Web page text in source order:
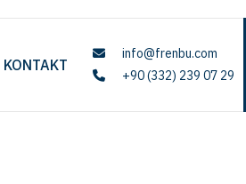
KONTAKT
info@frenbu.com
+90 (332) 239 07 29